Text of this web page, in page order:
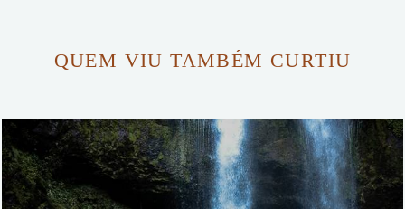
QUEM VIU TAMBÉM CURTIU